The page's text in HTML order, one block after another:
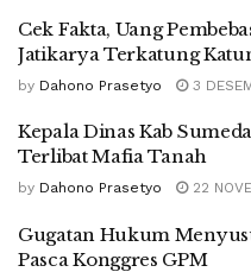
Cek Fakta, Uang
Jatikarya Terkatung
by Dahono Prasetyo 3
Kepala Dinas Kab
Terlibat Mafia Tanah
by Dahono Prasetyo 22
Gugatan Hukum
Pasca Konggres GPM